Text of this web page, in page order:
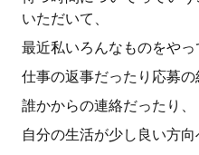
いただいて、
最近私いろんなものをやっ
仕事の返事だったり応募の
誰かからの連絡だったり、
自分の生活が少し良い方向